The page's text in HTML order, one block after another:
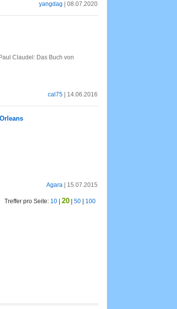
yangdag | 08.07.2020
Claudel: Das Buch von
cal75 | 14.06.2016
Agara | 15.07.2015
Treffer pro Seite: 10 20 50 100